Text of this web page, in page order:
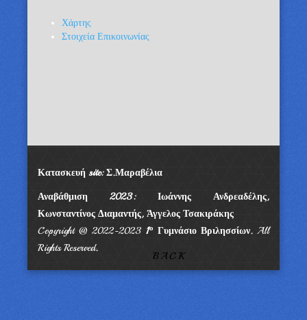
Χάρτης
Στοιχεία Επικοινωνίας
Κατασκευή site: Σ.Μαραβέλια
Αναβάθμιση 2023: Ιωάννης Ανδρεαδέλης,
Κωνσταντίνος Διαμαντής, Άγγελος Τσακιράκης
Copyright @ 2022-2023 1ο Γυμνάσιο Βριλησσίων. All
Rights Reserved.
BACK